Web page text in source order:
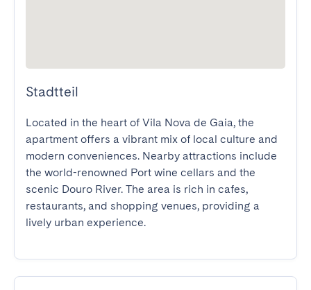
Stadtteil
Located in the heart of Vila Nova de Gaia, the
apartment offers a vibrant mix of local culture and
modern conveniences. Nearby attractions include
the world-renowned Port wine cellars and the
scenic Douro River. The area is rich in cafes,
restaurants, and shopping venues, providing a
lively urban experience.